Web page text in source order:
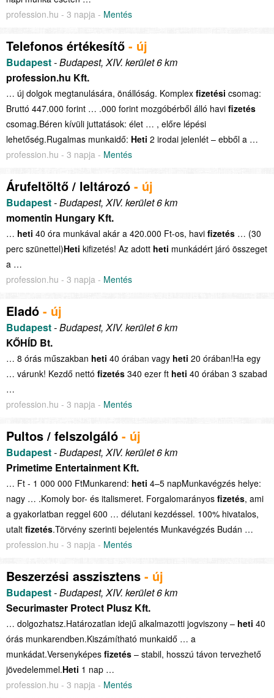
profession.hu - 3 napja - Mentés
Telefonos értékesítő - új
Budapest- Budapest, XIV. kerület 6 km
profession.hu Kft.
… új dolgok megtanulására, önállóság. Komplex fizetési csomag:
Bruttó 447.000 forint … .000 forint mozgóbérből álló havi fizetés
csomag.Béren kívüli juttatások: élet … , előre lépési
lehetőség.Rugalmas munkaidő: Heti 2 irodai jelenlét – ebből a …
profession.hu - 3 napja - Mentés
Árufeltöltő / leltározó - új
Budapest- Budapest, XIV. kerület 6 km
momentin Hungary Kft.
… heti 40 óra munkával akár a 420.000 Ft-os, havi fizetés … (30
perc szünettel)Heti kifizetés! Az adott heti munkádért járó összeget
a …
profession.hu - 3 napja - Mentés
Eladó - új
Budapest- Budapest, XIV. kerület 6 km
KŐHÍD Bt.
… 8 órás műszakban heti 40 órában vagy heti 20 órában!Ha egy
… várunk! Kezdő nettó fizetés 340 ezer ft heti 40 órában 3 szabad
…
profession.hu - 3 napja - Mentés
Pultos / felszolgáló - új
Budapest- Budapest, XIV. kerület 6 km
Primetime Entertainment Kft.
… Ft - 1 000 000 FtMunkarend: heti 4–5 napMunkavégzés helye:
nagy … .Komoly bor- és italismeret. Forgalomarányos fizetés, ami
a gyakorlatban reggel 600 … délutani kezdéssel. 100% hivatalos,
utalt fizetés.Törvény szerinti bejelentés Munkavégzés Budán …
profession.hu - 3 napja - Mentés
Beszerzési asszisztens - új
Budapest- Budapest, XIV. kerület 6 km
Securimaster Protect Plusz Kft.
… dolgozhatsz.Határozatlan idejű alkalmazotti jogviszony – heti 40
órás munkarendben.Kiszámítható munkaidő … a
munkádat.Versenyképes fizetés – stabil, hosszú távon tervezhető
jövedelemmel.Heti 1 nap …
profession.hu - 3 napja - Mentés